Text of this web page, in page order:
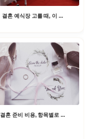
결혼 예식장 고를 때, 이 ...
결혼 준비 비용, 항목별로 ...